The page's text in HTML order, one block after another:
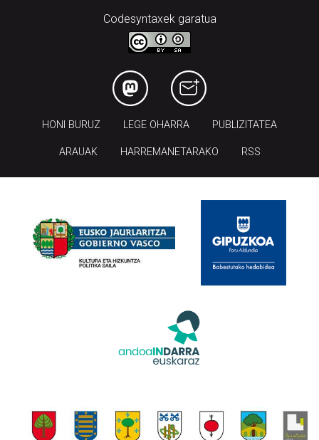
Codesyntaxek garatua
HONI BURUZ LEGE OHARRA PUBLIZITATEA
ARAUAK HARREMANETARAKO RSS